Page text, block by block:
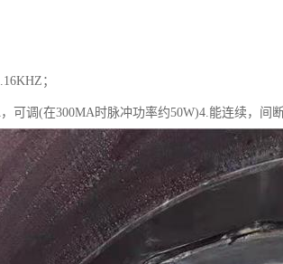
；
可调(在300MA时脉冲功率约50W)4.能连续，间